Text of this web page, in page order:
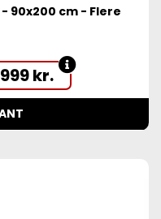
90x200 cm - Flere
kr.